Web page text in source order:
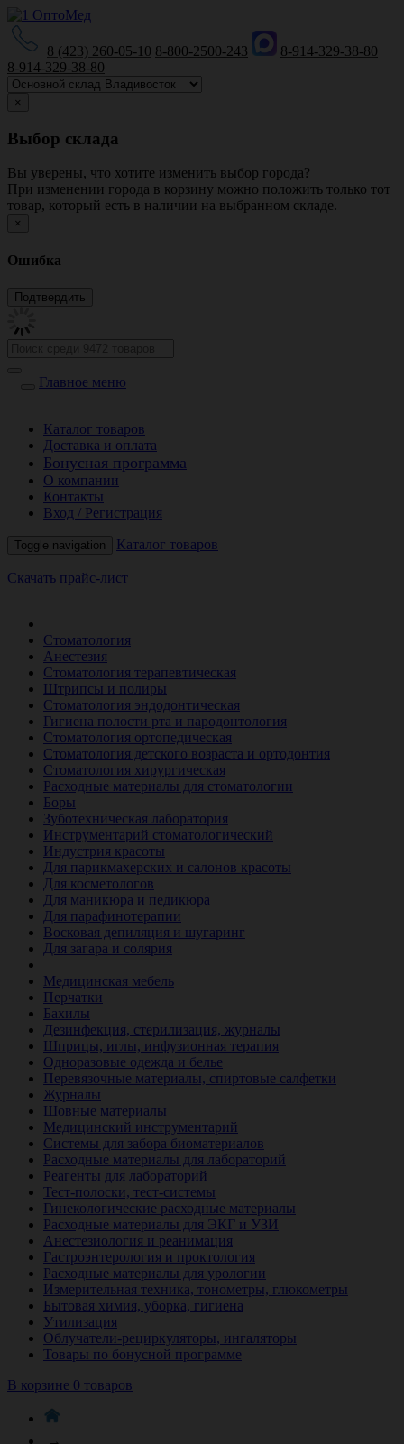
8 (423) 260-05-10 8-800-2500-243
8-914-329-38-80
8-914-329-38-80
×
Выбор склада
Вы уверены, что хотите изменить выбор города?
При изменении города в корзину можно положить только тот
товар, который есть в наличии на выбранном складе.
×
Ошибка
Главное меню
Каталог товаров
Доставка и оплата
Бонусная программа
О компании
Контакты
Вход / Регистрация
Toggle navigation Каталог товаров
Скачать прайс-лист
Стоматология
Анестезия
Стоматология терапевтическая
Штрипсы и полиры
Стоматология эндодонтическая
Гигиена полости рта и пародонтология
Стоматология ортопедическая
Стоматология детского возраста и ортодонтия
Стоматология хирургическая
Расходные материалы для стоматологии
Боры
Зуботехническая лаборатория
Инструментарий стоматологический
Индустрия красоты
Для парикмахерских и салонов красоты
Для косметологов
Для маникюра и педикюра
Для парафинотерапии
Восковая депиляция и шугаринг
Для загара и солярия
Медицинская мебель
Перчатки
Бахилы
Дезинфекция, стерилизация, журналы
Шприцы, иглы, инфузионная терапия
Одноразовые одежда и белье
Перевязочные материалы, спиртовые салфетки
Журналы
Шовные материалы
Медицинский инструментарий
Системы для забора биоматериалов
Расходные материалы для лабораторий
Реагенты для лабораторий
Тест-полоски, тест-системы
Гинекологические расходные материалы
Расходные материалы для ЭКГ и УЗИ
Анестезиология и реанимация
Гастроэнтерология и проктология
Расходные материалы для урологии
Измерительная техника, тонометры, глюкометры
Бытовая химия, уборка, гигиена
Утилизация
Облучатели-рециркуляторы, ингаляторы
Товары по бонусной программе
В корзине 0 товаров
→